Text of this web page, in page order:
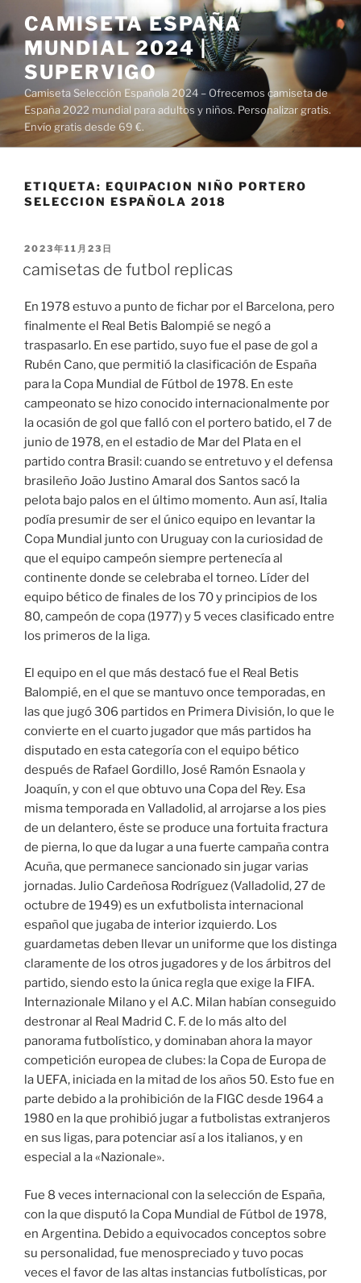
al
contenido
CAMISETA ESPAÑA
MUNDIAL 2024 |
SUPERVIGO
Camiseta Selección Española 2024 – Ofrecemos camiseta de
España 2022 mundial para adultos y niños. Personalizar gratis.
Envío gratis desde 69 €.
ETIQUETA: EQUIPACION NIÑO PORTERO
SELECCION ESPAÑOLA 2018
PUBLICADO
2023年11月23日
camisetas de futbol replicas
En 1978 estuvo a punto de fichar por el Barcelona, pero
finalmente el Real Betis Balompié se negó a
traspasarlo. En ese partido, suyo fue el pase de gol a
Rubén Cano, que permitió la clasificación de España
para la Copa Mundial de Fútbol de 1978. En este
campeonato se hizo conocido internacionalmente por
la ocasión de gol que falló con el portero batido, el 7 de
junio de 1978, en el estadio de Mar del Plata en el
partido contra Brasil: cuando se entretuvo y el defensa
brasileño João Justino Amaral dos Santos sacó la
pelota bajo palos en el último momento. Aun así, Italia
podía presumir de ser el único equipo en levantar la
Copa Mundial junto con Uruguay con la curiosidad de
que el equipo campeón siempre pertenecía al
continente donde se celebraba el torneo. Líder del
equipo bético de finales de los 70 y principios de los
80, campeón de copa (1977) y 5 veces clasificado entre
los primeros de la liga.
El equipo en el que más destacó fue el Real Betis
Balompié, en el que se mantuvo once temporadas, en
las que jugó 306 partidos en Primera División, lo que le
convierte en el cuarto jugador que más partidos ha
disputado en esta categoría con el equipo bético
después de Rafael Gordillo, José Ramón Esnaola y
Joaquín, y con el que obtuvo una Copa del Rey. Esa
misma temporada en Valladolid, al arrojarse a los pies
de un delantero, éste se produce una fortuita fractura
de pierna, lo que da lugar a una fuerte campaña contra
Acuña, que permanece sancionado sin jugar varias
jornadas. Julio Cardeñosa Rodríguez (Valladolid, 27 de
octubre de 1949) es un exfutbolista internacional
español que jugaba de interior izquierdo. Los
guardametas deben llevar un uniforme que los distinga
claramente de los otros jugadores y de los árbitros del
partido, siendo esto la única regla que exige la FIFA.
Internazionale Milano y el A.C. Milan habían conseguido
destronar al Real Madrid C. F. de lo más alto del
panorama futbolístico, y dominaban ahora la mayor
competición europea de clubes: la Copa de Europa de
la UEFA, iniciada en la mitad de los años 50. Esto fue en
parte debido a la prohibición de la FIGC desde 1964 a
1980 en la que prohibió jugar a futbolistas extranjeros
en sus ligas, para potenciar así a los italianos, y en
especial a la «Nazionale».
Fue 8 veces internacional con la selección de España,
con la que disputó la Copa Mundial de Fútbol de 1978,
en Argentina. Debido a equivocados conceptos sobre
su personalidad, fue menospreciado y tuvo pocas
veces el favor de las altas instancias futbolísticas, por